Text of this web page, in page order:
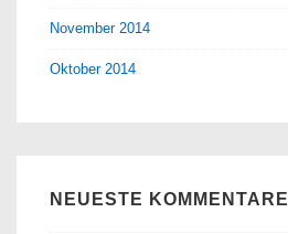
November 2014
Oktober 2014
NEUESTE KOMMENTARE